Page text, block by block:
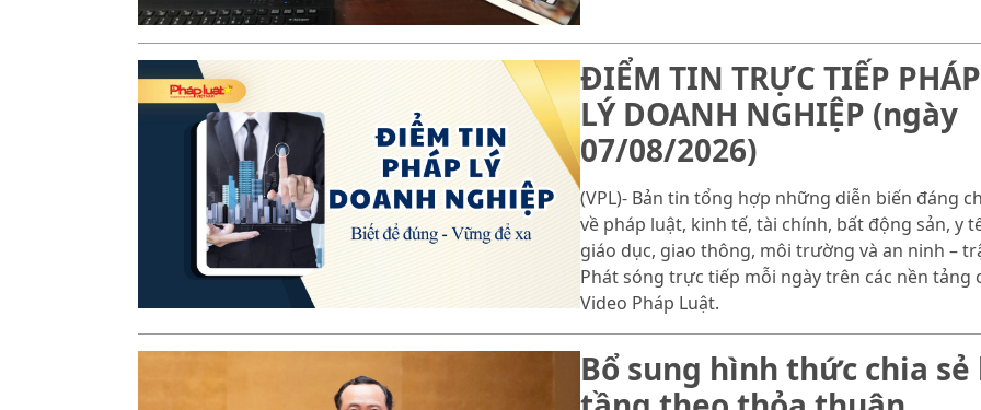
ĐIỂM TIN TRỰC TIẾP PHÁP
LÝ DOANH NGHIỆP (ngày
07/08/2026)
(VPL)- Bản tin tổng hợp những diễn biến đáng
về pháp luật, kinh tế, tài chính, bất động sản, y
giáo dục, giao thông, môi trường và an ninh –
Phát sóng trực tiếp mỗi ngày trên các nền tảng
Video Pháp Luật.
Bổ sung hình thức chia sẻ